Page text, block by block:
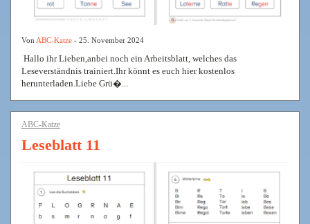
Von ABC-Katze - 25. November 2024
Hallo ihr Lieben,anbei noch ein Arbeitsblatt, welches das
Leseverständnis trainiert.Ihr könnt es euch hier kostenlos
herunterladen.Liebe Grü�...
ABC-Katze
Leseblatt 11